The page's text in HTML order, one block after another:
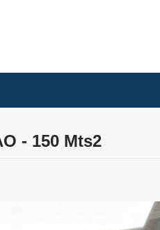
- 150 Mts2